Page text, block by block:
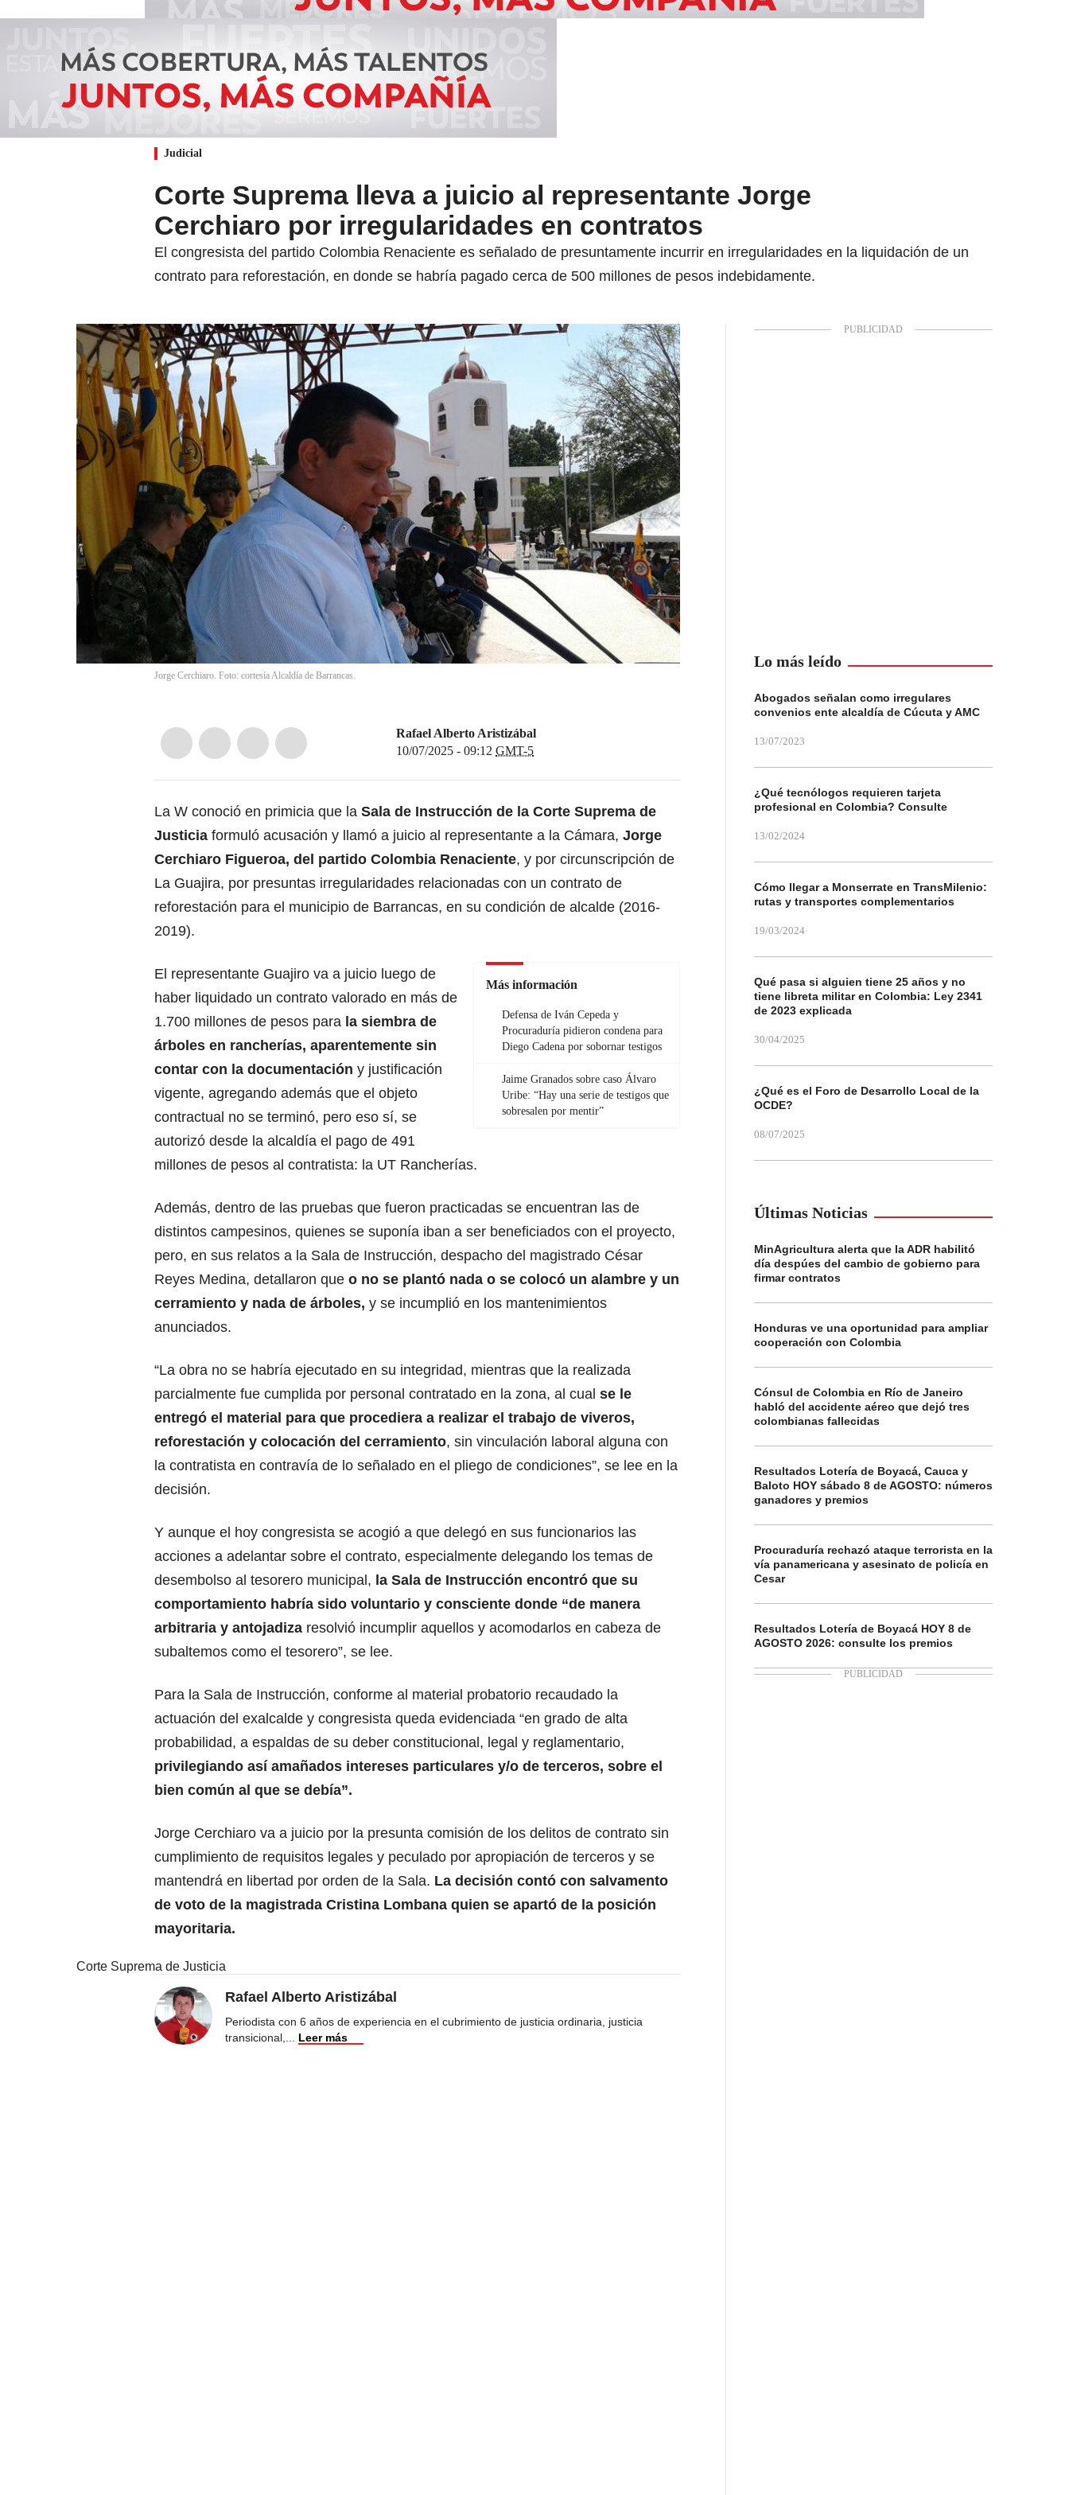
Judicial
Corte Suprema lleva a juicio al representante Jorge
Cerchiaro por irregularidades en contratos
El congresista del partido Colombia Renaciente es señalado de presuntamente incurrir en irregularidades en la liquidación de un
contrato para reforestación, en donde se habría pagado cerca de 500 millones de pesos indebidamente.
Jorge Cerchiaro. Foto: cortesía Alcaldía de Barrancas.
Rafael Alberto Aristizábal
10/07/2025 - 09:12 GMT-5
La W conoció en primicia que la Sala de Instrucción de la Corte Suprema de
Justicia formuló acusación y llamó a juicio al representante a la Cámara, Jorge
Cerchiaro Figueroa, del partido Colombia Renaciente, y por circunscripción de
La Guajira, por presuntas irregularidades relacionadas con un contrato de
reforestación para el municipio de Barrancas, en su condición de alcalde (2016-
2019).
Más información
Defensa de Iván Cepeda y
Procuraduría pidieron condena para
Diego Cadena por sobornar testigos
Jaime Granados sobre caso Álvaro
Uribe: “Hay una serie de testigos que
sobresalen por mentir”
El representante Guajiro va a juicio luego de
haber liquidado un contrato valorado en más de
1.700 millones de pesos para la siembra de
árboles en rancherías, aparentemente sin
contar con la documentación y justificación
vigente, agregando además que el objeto
contractual no se terminó, pero eso sí, se
autorizó desde la alcaldía el pago de 491
millones de pesos al contratista: la UT Rancherías.
Además, dentro de las pruebas que fueron practicadas se encuentran las de
distintos campesinos, quienes se suponía iban a ser beneficiados con el proyecto,
pero, en sus relatos a la Sala de Instrucción, despacho del magistrado César
Reyes Medina, detallaron que o no se plantó nada o se colocó un alambre y un
cerramiento y nada de árboles, y se incumplió en los mantenimientos
anunciados.
“La obra no se habría ejecutado en su integridad, mientras que la realizada
parcialmente fue cumplida por personal contratado en la zona, al cual se le
entregó el material para que procediera a realizar el trabajo de viveros,
reforestación y colocación del cerramiento, sin vinculación laboral alguna con
la contratista en contravía de lo señalado en el pliego de condiciones”, se lee en la
decisión.
Y aunque el hoy congresista se acogió a que delegó en sus funcionarios las
acciones a adelantar sobre el contrato, especialmente delegando los temas de
desembolso al tesorero municipal, la Sala de Instrucción encontró que su
comportamiento habría sido voluntario y consciente donde “de manera
arbitraria y antojadiza resolvió incumplir aquellos y acomodarlos en cabeza de
subaltemos como el tesorero”, se lee.
Para la Sala de Instrucción, conforme al material probatorio recaudado la
actuación del exalcalde y congresista queda evidenciada “en grado de alta
probabilidad, a espaldas de su deber constitucional, legal y reglamentario,
privilegiando así amañados intereses particulares y/o de terceros, sobre el
bien común al que se debía”.
Jorge Cerchiaro va a juicio por la presunta comisión de los delitos de contrato sin
cumplimiento de requisitos legales y peculado por apropiación de terceros y se
mantendrá en libertad por orden de la Sala. La decisión contó con salvamento
de voto de la magistrada Cristina Lombana quien se apartó de la posición
mayoritaria.
Corte Suprema de Justicia
Rafael Alberto Aristizábal
Periodista con 6 años de experiencia en el cubrimiento de justicia ordinaria, justicia
transicional,
Leer más
Lo más leído
Abogados señalan como irregulares
convenios ente alcaldía de Cúcuta y AMC
13/07/2023
¿Qué tecnólogos requieren tarjeta
profesional en Colombia? Consulte
13/02/2024
Cómo llegar a Monserrate en TransMilenio:
rutas y transportes complementarios
19/03/2024
Qué pasa si alguien tiene 25 años y no
tiene libreta militar en Colombia: Ley 2341
de 2023 explicada
30/04/2025
¿Qué es el Foro de Desarrollo Local de la
OCDE?
08/07/2025
Últimas Noticias
MinAgricultura alerta que la ADR habilitó
día despúes del cambio de gobierno para
firmar contratos
Honduras ve una oportunidad para ampliar
cooperación con Colombia
Cónsul de Colombia en Río de Janeiro
habló del accidente aéreo que dejó tres
colombianas fallecidas
Resultados Lotería de Boyacá, Cauca y
Baloto HOY sábado 8 de AGOSTO: números
ganadores y premios
Procuraduría rechazó ataque terrorista en la
vía panamericana y asesinato de policía en
Cesar
Resultados Lotería de Boyacá HOY 8 de
AGOSTO 2026: consulte los premios